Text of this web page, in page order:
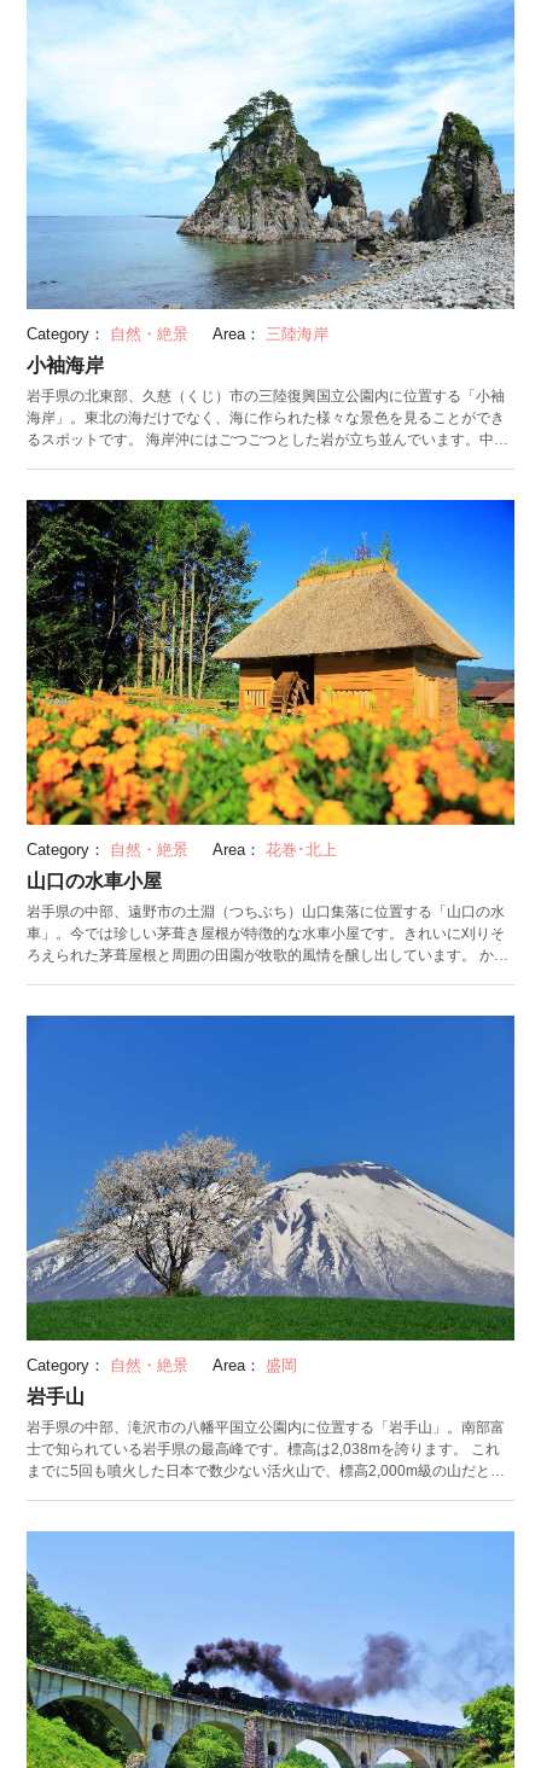
んでやってきます。土産話にもピッタリなので、ぜひ試してみてください
ね。 一ノ関市には、厳美渓と名前のよく似た「猊鼻渓（えんびけい）」と
いう渓谷もあります。断崖絶壁の下を水辺が通っており、90分かけて往復
する舟下りでは、ゆったりとした時間が過ごせます。季節によって景観は
もちろん、舟も姿が変わるため、いつ訪れても楽しめるスポットです。
Category： 自然・絶景 Area： 三陸海岸
小袖海岸
岩手県の北東部、久慈（くじ）市の三陸復興国立公園内に位置する「小袖
海岸」。東北の海だけでなく、海に作られた様々な景色を見ることができ
るスポットです。 海岸沖にはごつごつとした岩が立ち並んでいます。中で
れ洞窟となってしまいましたが、それでも未だ迫力は健在です。 周辺の小
袖海女センターでは、産直品の販売や軽食、貴重な海女に関する品などが
展示されています。また7月～9月には、海女さんによるウニやアワビを捕
る素潜り漁の実演が行われます。昔から変わらない海女さんのコスチュー
ムで海に潜る様子を見れば、海に挑む東北の女性の力強さを感じること間
違いなしです。
Category： 自然・絶景 Area： 花巻･北上
山口の水車小屋
岩手県の中部、遠野市の土淵（つちぶち）山口集落に位置する「山口の水
車」。今では珍しい茅葺き屋根が特徴的な水車小屋です。きれいに刈りそ
ろえられた茅葺屋根と周囲の田園が牧歌的風情を醸し出しています。 かつ
車のみです。現在も使用されていて、水車小屋の内部を見学することもで
Category： 自然・絶景 Area： 盛岡
岩手山
岩手県の中部、滝沢市の八幡平国立公園内に位置する「岩手山」。南部富
士で知られている岩手県の最高峰です。標高は2,038mを誇ります。 これ
までに5回も噴火した日本で数少ない活火山で、標高2,000m級の山だと珍
します。頂上に向かって右側は森林の中の整備された歩きやすい登山道、
青森県の八甲田山や秋田県の鳥海山を一望することができます。 7月1日か
ら10月中旬の体育の日までは8合目にある避難小屋には、管理人が常駐し
ており、必需品なども取り扱っているので安心です。